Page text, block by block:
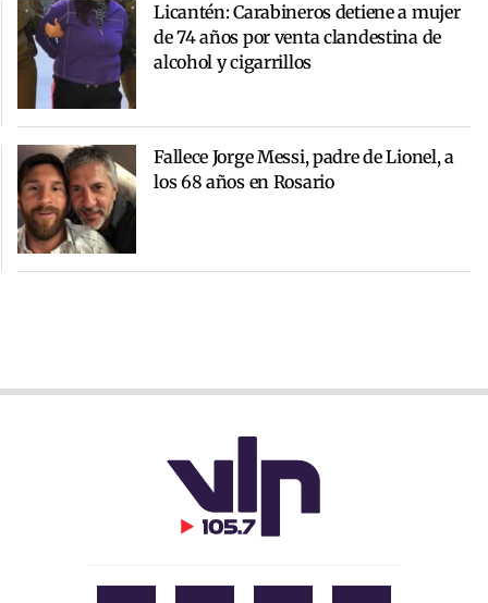
Licantén: Carabineros detiene a mujer
de 74 años por venta clandestina de
alcohol y cigarrillos
Fallece Jorge Messi, padre de Lionel, a
los 68 años en Rosario